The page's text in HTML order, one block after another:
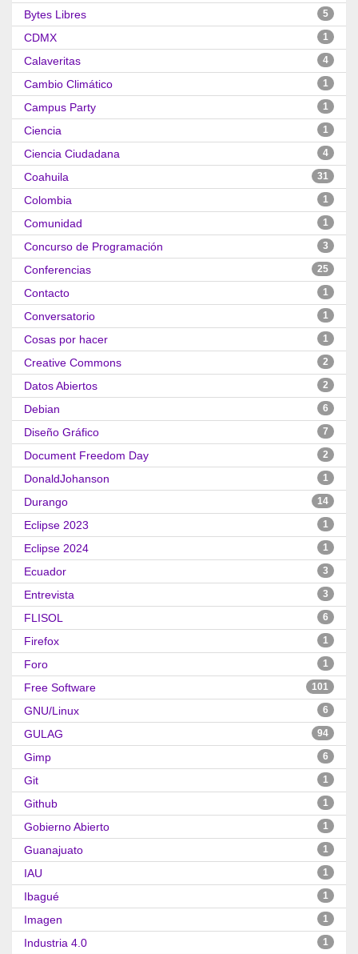
Bytes Libres 5
CDMX 1
Calaveritas 4
Cambio Climático 1
Campus Party 1
Ciencia 1
Ciencia Ciudadana 4
Coahuila 31
Colombia 1
Comunidad 1
Concurso de Programación 3
Conferencias 25
Contacto 1
Conversatorio 1
Cosas por hacer 1
Creative Commons 2
Datos Abiertos 2
Debian 6
Diseño Gráfico 7
Document Freedom Day 2
DonaldJohanson 1
Durango 14
Eclipse 2023 1
Eclipse 2024 1
Ecuador 3
Entrevista 3
FLISOL 6
Firefox 1
Foro 1
Free Software 101
GNU/Linux 6
GULAG 94
Gimp 6
Git 1
Github 1
Gobierno Abierto 1
Guanajuato 1
IAU 1
Ibagué 1
Imagen 1
Industria 4.0 1